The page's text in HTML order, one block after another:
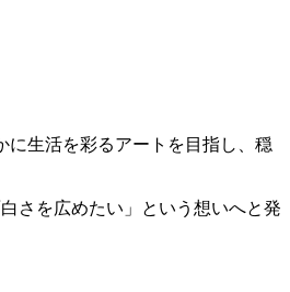
に生活を彩るアートを目指し、穏
さを広めたい」という想いへと発